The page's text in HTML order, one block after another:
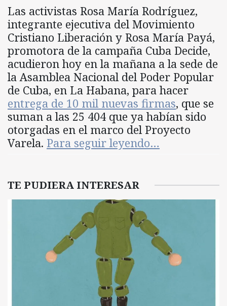
Las activistas Rosa María Rodríguez,
integrante ejecutiva del Movimiento
Cristiano Liberación y Rosa María Payá,
promotora de la campaña Cuba Decide,
acudieron hoy en la mañana a la sede de
la Asamblea Nacional del Poder Popular
de Cuba, en La Habana, para hacer
entrega de 10 mil nuevas firmas, que se
suman a las 25 404 que ya habían sido
otorgadas en el marco del Proyecto
Varela. Para seguir leyendo…
TE PUDIERA INTERESAR